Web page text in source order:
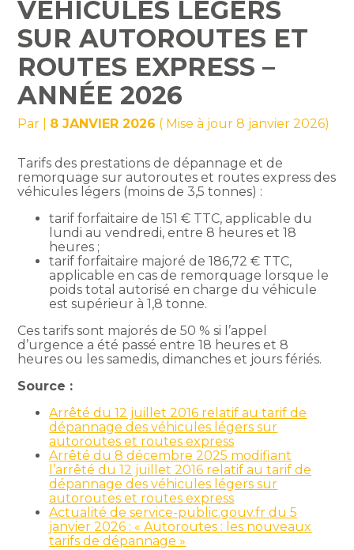
VÉHICULES LÉGERS
SUR AUTOROUTES ET
ROUTES EXPRESS –
ANNÉE 2026
Par 8 JANVIER 2026 ( Mise à jour 8 janvier 2026)
Tarifs des prestations de dépannage et de
remorquage sur autoroutes et routes express des
véhicules légers (moins de 3,5 tonnes) :
tarif forfaitaire de 151 € TTC, applicable du
lundi au vendredi, entre 8 heures et 18
heures ;
tarif forfaitaire majoré de 186,72 € TTC,
applicable en cas de remorquage lorsque le
poids total autorisé en charge du véhicule
est supérieur à 1,8 tonne.
Ces tarifs sont majorés de 50 % si l’appel
d’urgence a été passé entre 18 heures et 8
heures ou les samedis, dimanches et jours fériés.
Source :
Arrêté du 12 juillet 2016 relatif au tarif de
dépannage des véhicules légers sur
autoroutes et routes express
Arrêté du 8 décembre 2025 modifiant
l’arrêté du 12 juillet 2016 relatif au tarif de
dépannage des véhicules légers sur
autoroutes et routes express
Actualité de service-public.gouv.fr du 5
janvier 2026 : « Autoroutes : les nouveaux
tarifs de dépannage »